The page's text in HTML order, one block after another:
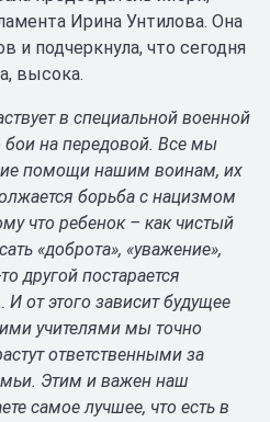
Ирина Унтилова. Она
и подчеркнула, что сегодня
высока.
в специальной военной
бои на передовой. Все мы
помощи нашим воинам, их
борьба с нацизмом
что ребенок – как чистый
«доброта», «уважение»,
другой постарается
от этого зависит будущее
учителями мы точно
ответственными за
Этим и важен наш
самое лучшее, что есть в